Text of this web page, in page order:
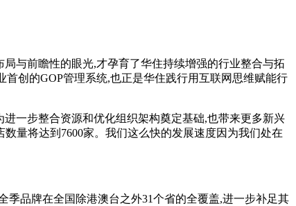
与前瞻性的眼光,才孕育了华住持续增强的行业整合与拓
创的GOP管理系统,也正是华住践行用互联网思维赋能行
一步整合资源和优化组织架构奠定基础,也带来更多新兴
量将达到7600家。我们这么快的发展速度因为我们处在
品牌在全国除港澳台之外31个省的全覆盖,进一步补足其